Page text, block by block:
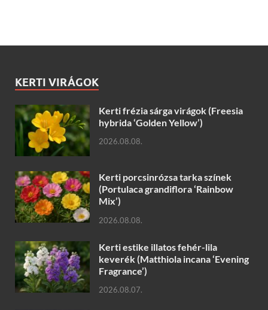
KERTI VIRÁGOK
Kerti frézia sárga virágok (Freesia
hybrida ‘Golden Yellow’)
2026.08.08.
Kerti porcsinrózsa tarka színek
(Portulaca grandiflora ‘Rainbow
Mix’)
2026.08.08.
Kerti estike illatos fehér-lila
keverék (Matthiola incana ‘Evening
Fragrance’)
2026.08.07.